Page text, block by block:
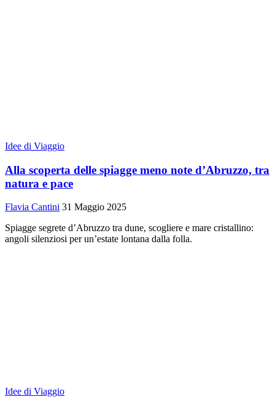
Idee di Viaggio
Alla scoperta delle spiagge meno note d’Abruzzo, tra
natura e pace
Flavia Cantini 31 Maggio 2025
Spiagge segrete d’Abruzzo tra dune, scogliere e mare cristallino:
angoli silenziosi per un’estate lontana dalla folla.
Idee di Viaggio